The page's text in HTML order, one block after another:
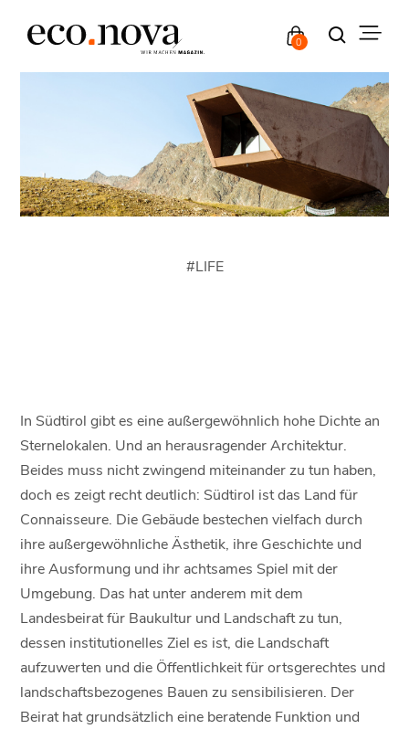
0
#LIFE
In Südtirol gibt es eine außergewöhnlich hohe Dichte an
Sternelokalen. Und an herausragender Architektur.
Beides muss nicht zwingend miteinander zu tun haben,
doch es zeigt recht deutlich: Südtirol ist das Land für
Connaisseure. Die Gebäude bestechen vielfach durch
ihre außergewöhnliche Ästhetik, ihre Geschichte und
ihre Ausformung und ihr achtsames Spiel mit der
Umgebung. Das hat unter anderem mit dem
Landesbeirat für Baukultur und Landschaft zu tun,
dessen institutionelles Ziel es ist, die Landschaft
aufzuwerten und die Öffentlichkeit für ortsgerechtes und
landschaftsbezogenes Bauen zu sensibilisieren. Der
Beirat hat grundsätzlich eine beratende Funktion und